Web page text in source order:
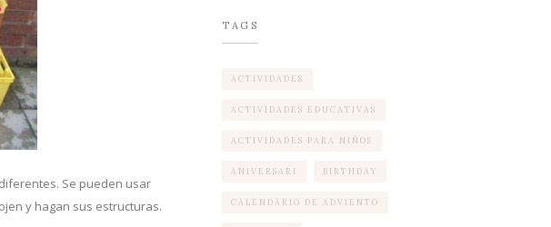
Se pueden usar
y hagan sus estructuras.
TAGS
ACTIVIDADES
ACTIVIDADES EDUCATIVAS
ACTIVIDADES PARA NIÑOS
ANIVERSARI BIRTHDAY
CALENDARIO DE ADVIENTO